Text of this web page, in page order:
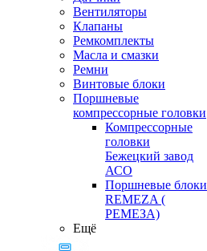
Вентиляторы
Клапаны
Ремкомплекты
Масла и смазки
Ремни
Винтовые блоки
Поршневые
компрессорные головки
Компрессорные
головки
Бежецкий завод
АСО
Поршневые блоки
REMEZA (
РЕМЕЗА)
Ещё